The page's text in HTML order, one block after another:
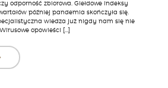
odporność zbiorowa. Giełdowe indeksy
później pandemia skończyła się.
wiedza już nigdy nam się nie
opowieści […]